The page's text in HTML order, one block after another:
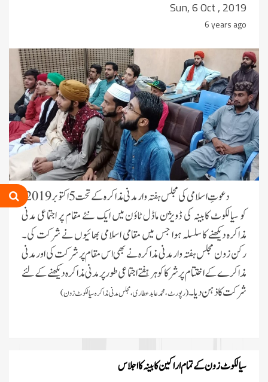
Sun, 6 Oct , 2019
6 years ago
کو سیالکوٹ کابینہ کی ڈویژن ماڈل ٹاؤن میں ایک نئے مقام پر اجتماعی مدنی
مذاکرہ دیکھنے کا سلسلہ ہوا جس میں مقامی اسلامی بھائیوں نے شرکت کی۔
رکن زون مجلس ہفتہ وار مدنی مذاکرہ نے بھی اس مقام پر شرکت کی اور مدنی
مذاکرے کے اختتام پر شرکا کو ہر ہفتے اجتماعی طور پرمدنی مذاکرہ دیکھنے کے لئے
شرکت کا ذہن دیا۔(رپورٹ،محمد عابد عطاری، مجلس مدنی مذاکرہ سیالکوٹ زون)
سیالکوٹ زون کے تمام اراکین کابینہ کا اجلاس